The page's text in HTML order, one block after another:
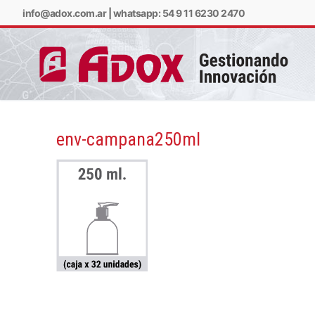
info@adox.com.ar| whatsapp: 54 9 11 6230 2470
env-campana250ml